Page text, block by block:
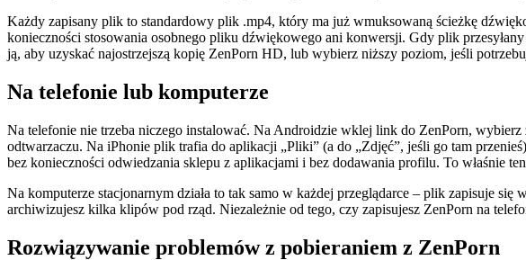
Każdy zapisany plik to standardowy plik .mp4, który ma już wmuksowaną ścieżkę
konieczności stosowania osobnego pliku dźwiękowego ani konwersji. Gdy plik
ją, aby uzyskać najostrzejszą kopię ZenPorn HD, lub wybierz niższy poziom, jeśli
Na telefonie lub komputerze
Na telefonie nie trzeba niczego instalować. Na Androidzie wklej link do ZenPorn,
odtwarzaczu. Na iPhonie plik trafia do aplikacji „Pliki” (a do „Zdjęć”, jeśli go tam
bez konieczności odwiedzania sklepu z aplikacjami i bez dodawania profilu. To właśnie
Na komputerze stacjonarnym działa to tak samo w każdej przeglądarce – plik zapisuje
archiwizujesz kilka klipów pod rząd. Niezależnie od tego, czy zapisujesz ZenPorn na
Rozwiązywanie problemów z pobieraniem z ZenPorn